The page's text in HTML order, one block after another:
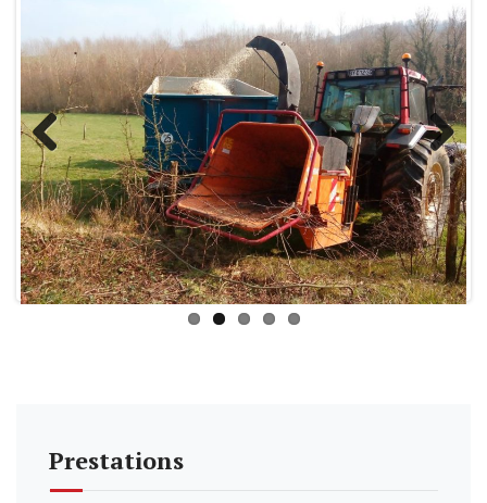
Previous Next
Prestations